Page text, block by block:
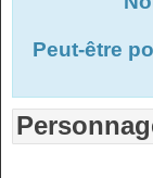
Peut-être